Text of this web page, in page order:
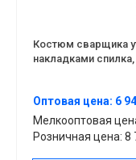
Костюм сварщика
накладками
Оптовая цена: 6
Мелкооптовая
Розничная цена: 8